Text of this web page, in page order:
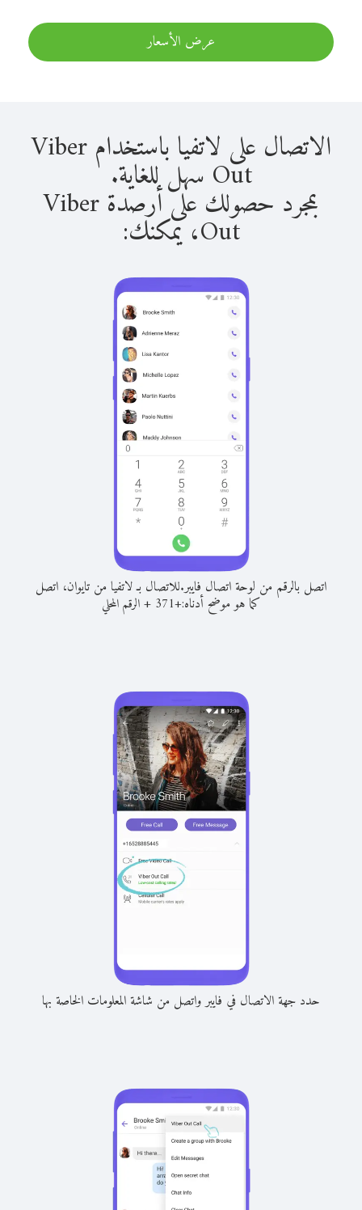
عرض الأسعار
الاتصال على لاتفيا باستخدام Viber
Out سهل للغاية.
بمجرد حصولك على أرصدة Viber
Out، يمكنك:
اتصل بالرقم من لوحة اتصال فايبر.للاتصال بـ لاتفيا من تايوان، اتصل
كما هو موضح أدناه:+
371
+الرقم المحلي
حدد جهة الاتصال في فايبر واتصل من شاشة المعلومات الخاصة بها